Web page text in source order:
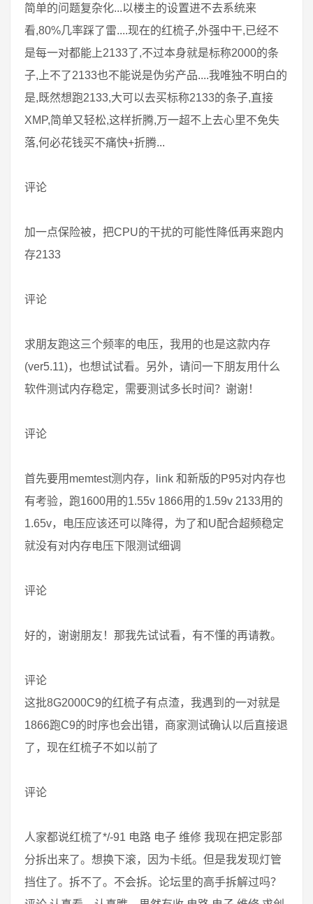
简单的问题复杂化...以楼主的设置进不去系统来
看,80%几率踩了雷....现在的红梳子,外强中干,已经不
是每一对都能上2133了,不过本身就是标称2000的条
子,上不了2133也不能说是伪劣产品....我唯独不明白的
是,既然想跑2133,大可以去买标称2133的条子,直接
XMP,简单又轻松,这样折腾,万一超不上去心里不免失
落,何必花钱买不痛快+折腾...
评论
加一点保险被，把CPU的干扰的可能性降低再来跑内
存2133
评论
求朋友跑这三个频率的电压，我用的也是这款内存
(ver5.11)，也想试试看。另外，请问一下朋友用什么
软件测试内存稳定，需要测试多长时间？谢谢！
评论
首先要用memtest测内存，link 和新版的P95对内存也
有考验，跑1600用的1.55v 1866用的1.59v 2133用的
1.65v，电压应该还可以降得，为了和U配合超频稳定
就没有对内存电压下限测试细调
评论
好的，谢谢朋友！那我先试试看，有不懂的再请教。
评论
这批8G2000C9的红梳子有点渣，我遇到的一对就是
1866跑C9的时序也会出错，商家测试确认以后直接退
了，现在红梳子不如以前了
评论
人家都说红梳了*/-91 电路 电子 维修 我现在把定影部
分拆出来了。想换下滚，因为卡纸。但是我发现灯管
挡住了。拆不了。不会拆。论坛里的高手拆解过吗？